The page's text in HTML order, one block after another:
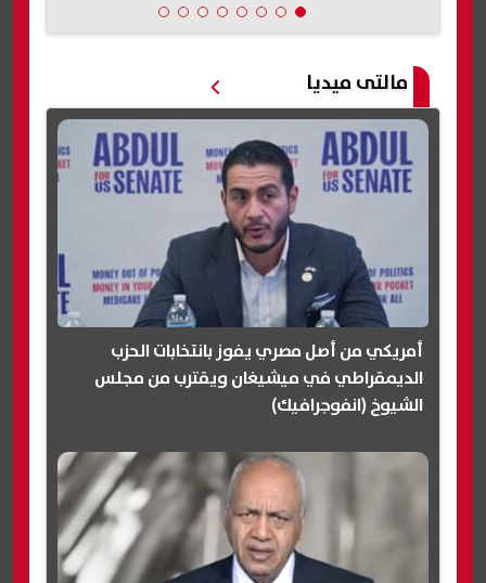
مالتى ميديا
أمريكي من أصل مصري يفوز بانتخابات الحزب
الديمقراطي في ميشيغان ويقترب من مجلس
الشيوخ (انفوجرافيك)